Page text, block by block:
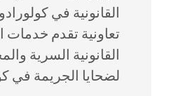
القانونية في
تعاونية تقدم خدمات
القانونية السرية
لضحايا الجريمة في